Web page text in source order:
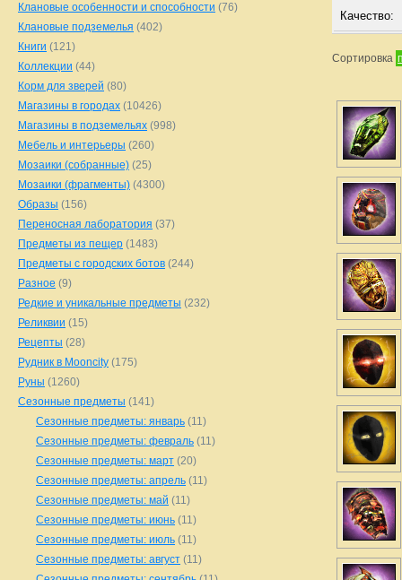
Качество:
Сортировка
Клановые особенности и способности (76)
Клановые подземелья (402)
Книги (121)
Коллекции (44)
Корм для зверей (80)
Магазины в городах (10426)
Магазины в подземельях (998)
Мебель и интерьеры (260)
Мозаики (собранные) (25)
Мозаики (фрагменты) (4300)
Образы (156)
Переносная лаборатория (37)
Предметы из пещер (1483)
Предметы с городских ботов (244)
Разное (9)
Редкие и уникальные предметы (232)
Реликвии (15)
Рецепты (28)
Рудник в Mooncity (175)
Руны (1260)
Сезонные предметы (141)
Сезонные предметы: январь (11)
Сезонные предметы: февраль (11)
Сезонные предметы: март (20)
Сезонные предметы: апрель (11)
Сезонные предметы: май (11)
Сезонные предметы: июнь (11)
Сезонные предметы: июль (11)
Сезонные предметы: август (11)